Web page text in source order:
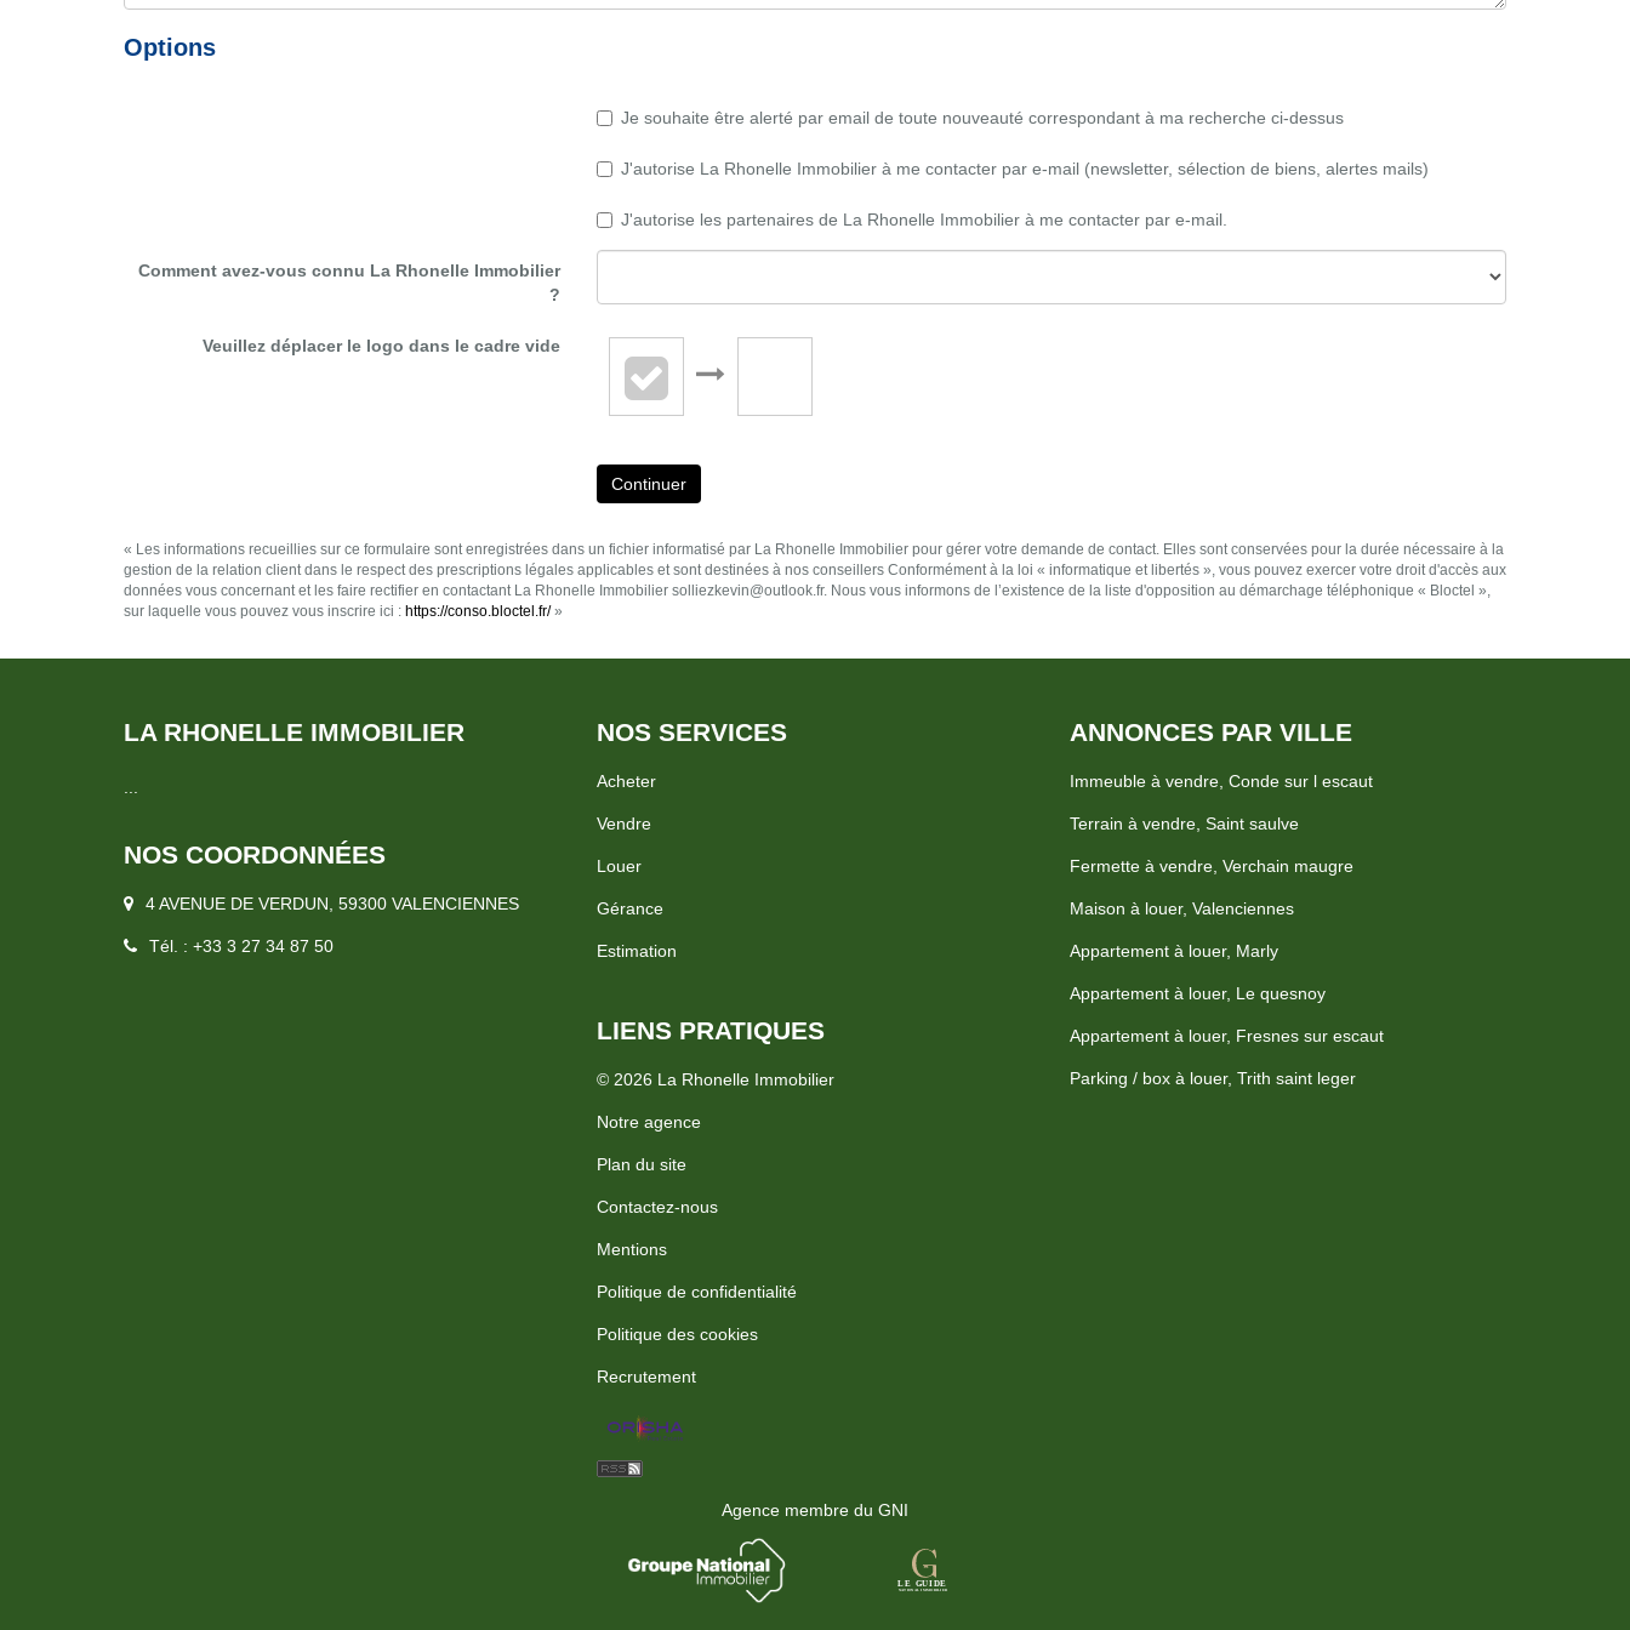
Options
Je souhaite être alerté par email de toute nouveauté correspondant à ma recherche ci-dessus
J'autorise La Rhonelle Immobilier à me contacter par e-mail (newsletter, sélection de biens, alertes mails)
J'autorise les partenaires de La Rhonelle Immobilier à me contacter par e-mail.
Comment avez-vous connu La Rhonelle Immobilier
?
Veuillez déplacer le logo dans le cadre vide
Continuer
« Les informations recueillies sur ce formulaire sont enregistrées dans un fichier informatisé par La Rhonelle Immobilier pour gérer votre demande de contact. Elles sont conservées pour la durée nécessaire à la
gestion de la relation client dans le respect des prescriptions légales applicables et sont destinées à nos conseillers Conformément à la loi « informatique et libertés », vous pouvez exercer votre droit d'accès aux
données vous concernant et les faire rectifier en contactant La Rhonelle Immobilier solliezkevin@outlook.fr. Nous vous informons de l’existence de la liste d'opposition au démarchage téléphonique « Bloctel »,
sur laquelle vous pouvez vous inscrire ici : https://conso.bloctel.fr/»
LA RHONELLE IMMOBILIER
NOS COORDONNÉES
4 AVENUE DE VERDUN, 59300 VALENCIENNES
Tél. : +33 3 27 34 87 50
NOS SERVICES
Acheter
Vendre
Louer
Gérance
Estimation
LIENS PRATIQUES
© 2026 La Rhonelle Immobilier
Notre agence
Plan du site
Contactez-nous
Mentions
Politique de confidentialité
Politique des cookies
Recrutement
Agence membre du GNI
ANNONCES PAR VILLE
Immeuble à vendre, Conde sur l escaut
Terrain à vendre, Saint saulve
Fermette à vendre, Verchain maugre
Maison à louer, Valenciennes
Appartement à louer, Marly
Appartement à louer, Le quesnoy
Appartement à louer, Fresnes sur escaut
Parking / box à louer, Trith saint leger